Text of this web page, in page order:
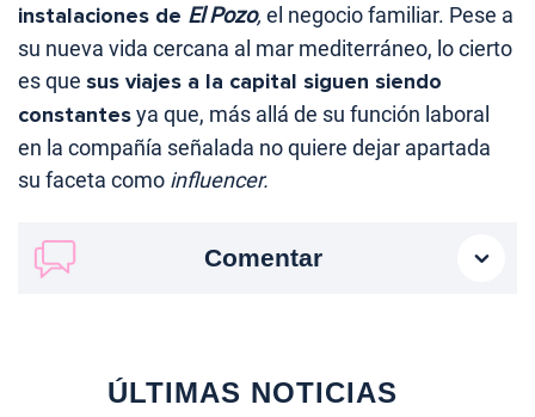
instalaciones de El Pozo, el negocio familiar. Pese a
su nueva vida cercana al mar mediterráneo, lo cierto
es que sus viajes a la capital siguen siendo
constantesya que, más allá de su función laboral
en la compañía señalada no quiere dejar apartada
su faceta como influencer.
Comentar
ÚLTIMAS NOTICIAS